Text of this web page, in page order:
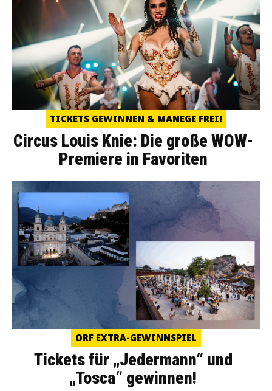
TICKETS GEWINNEN & MANEGE FREI!
Circus Louis Knie: Die große WOW-
Premiere in Favoriten
ORF EXTRA-GEWINNSPIEL
Tickets für „Jedermann“ und
„Tosca“ gewinnen!